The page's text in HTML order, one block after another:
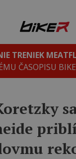
TRENIEK
ČASOPISU